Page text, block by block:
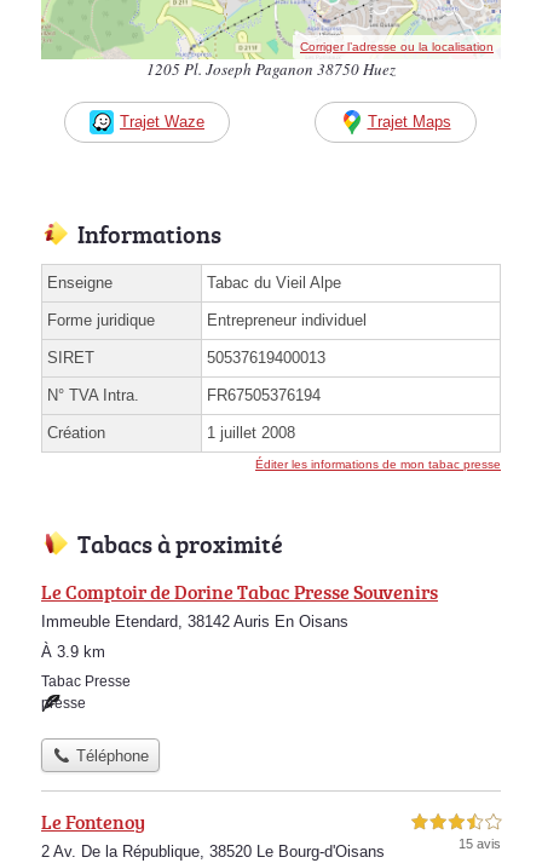
Corriger l’adresse ou la localisation
1205 Pl. Joseph Paganon 38750 Huez
Trajet Waze Trajet Maps
Informations
Enseigne Tabac du Vieil Alpe
Forme juridique Entrepreneur individuel
SIRET 50537619400013
N° TVA Intra. FR67505376194
Création 1 juillet 2008
Éditer les informations de mon tabac presse
Tabacs à proximité
Le Comptoir de Dorine Tabac Presse Souvenirs
Immeuble Etendard, 38142 Auris En Oisans
À 3.9 km
Tabac Presse
presse
Téléphone
Le Fontenoy
2 Av. De la République, 38520 Le Bourg-d'Oisans
3,5 étoiles sur 5
15 avis